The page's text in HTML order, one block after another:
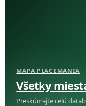
MAPA PLACEMANIA
Všetky
Preskúmajte celú